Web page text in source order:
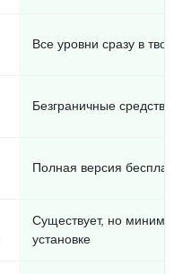
Все уровни сразу в
Безграничные
Полная версия
Существует, но
установке